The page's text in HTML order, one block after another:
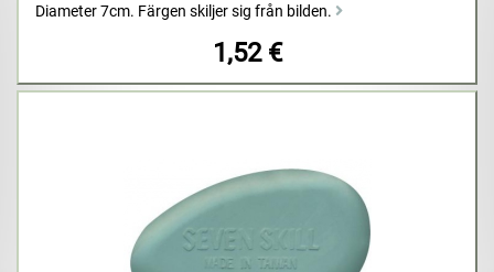
Diameter 7cm. Färgen skiljer sig från bilden.
1,52 €